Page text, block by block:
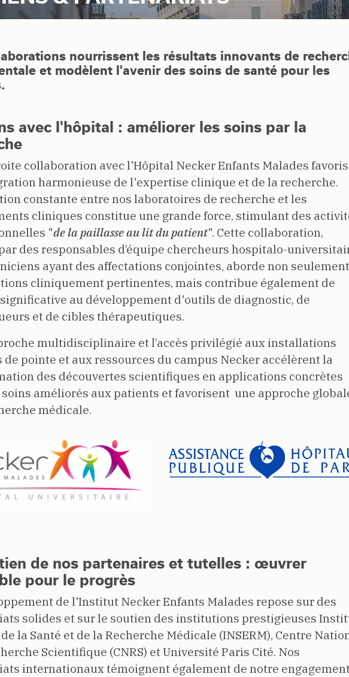
nourrissent les résultats innovants de
et modèlent l'avenir des soins de santé pour les
avec l'hôpital : améliorer les soins par la
collaboration avec l'Hôpital Necker Enfants Malades
harmonieuse de l'expertise clinique et de la recherche.
constante entre nos laboratoires de recherche et les
cliniques constitue une grande force, stimulant des
"dela paillasse au lit du patient". Cette collaboration,
des responsables d’équipe chercheurs hospitalo-
ayant des affectations conjointes, aborde non seulement
cliniquement pertinentes, mais contribue également de
au développement d'outils de diagnostic, de
et de cibles thérapeutiques.
multidisciplinaire et l’accès privilégié aux installations
pointe et aux ressources du campus Necker accélèrent la
des découvertes scientifiques en applications concrètes
améliorés aux patients et favorisent une approche
médicale.
de nos partenaires et tutelles : œuvrer
pour le progrès
de l'Institut Necker Enfants Malades repose sur des
solides et sur le soutien des institutions prestigieuses
la Santé et de la Recherche Médicale (INSERM), Centre
Scientifique (CNRS) et Université Paris Cité. Nos
internationaux témoignent également de notre